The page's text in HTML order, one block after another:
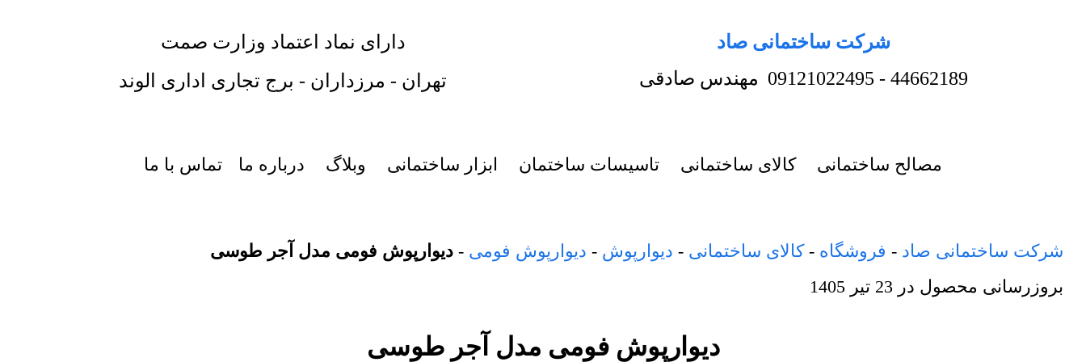
شرکت ساختمانی صاد
دارای نماد اعتماد وزارت صمت
44662189
-
09121022495 مهندس صادقی تهران - مرزداران - برج تجاری اداری الوند
مصالح ساختمانی کالای ساختمانی تاسیسات ساختمان ابزار ساختمانی وبلاگ درباره ما تماس با ما
شرکت ساختمانی صاد - فروشگاه -کالای ساختمانی - دیوارپوش - دیوارپوش فومی - دیوارپوش فومی مدل آجر طوسی
بروزرسانی محصول در 23 تیر 1405
دیوارپوش فومی مدل آجر طوسی